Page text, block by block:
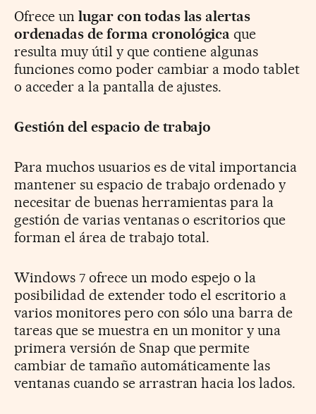
Ofrece un lugar con todas las alertas
ordenadas de forma cronológica que
resulta muy útil y que contiene algunas
funciones como poder cambiar a modo tablet
o acceder a la pantalla de ajustes.
Gestión del espacio de trabajo
Para muchos usuarios es de vital importancia
mantener su espacio de trabajo ordenado y
necesitar de buenas herramientas para la
gestión de varias ventanas o escritorios que
forman el área de trabajo total.
Windows 7 ofrece un modo espejo o la
posibilidad de extender todo el escritorio a
varios monitores pero con sólo una barra de
tareas que se muestra en un monitor y una
primera versión de Snap que permite
cambiar de tamaño automáticamente las
ventanas cuando se arrastran hacia los lados.